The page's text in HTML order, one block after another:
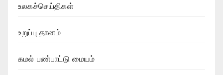
உலகச்செய்திகள்
உறுப்பு தானம்
கமல் பண்பாட்டு மையம்